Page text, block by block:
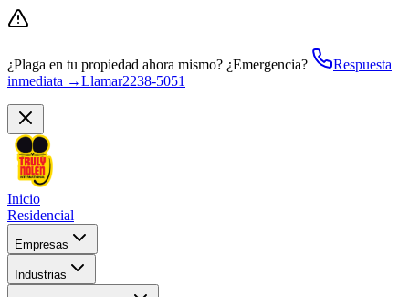
¿Plaga en tu propiedad ahora mismo? ¿Emergencia?
Respuesta
inmediata →Llamar2238-5051
Inicio
Residencial
Empresas
Industrias